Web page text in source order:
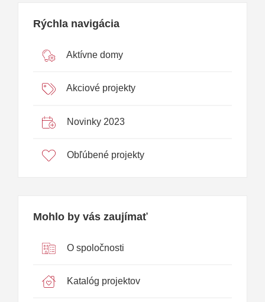
Rýchla navigácia
Aktívne domy
Akciové projekty
Novinky 2023
Obľúbené projekty
Mohlo by vás zaujímať
O spoločnosti
Katalóg projektov